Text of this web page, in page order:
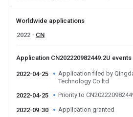
Worldwide applications
2022
CN
Application CN202220982449.2U events
2022-04-25
Application filed by
Technology Co ltd
2022-04-25
Priority to
2022-09-30 Application granted